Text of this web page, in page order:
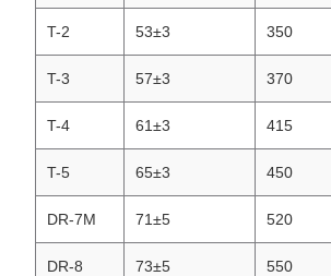
T-2 53±3 350
T-3 57±3 370
T-4 61±3 415
T-5 65±3 450
DR-7M 71±5 520
DR-8 73±5 550